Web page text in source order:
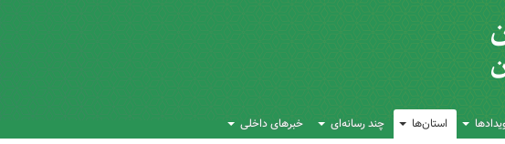
استان‌ها چند رسانه‌ای خبرهای داخلی